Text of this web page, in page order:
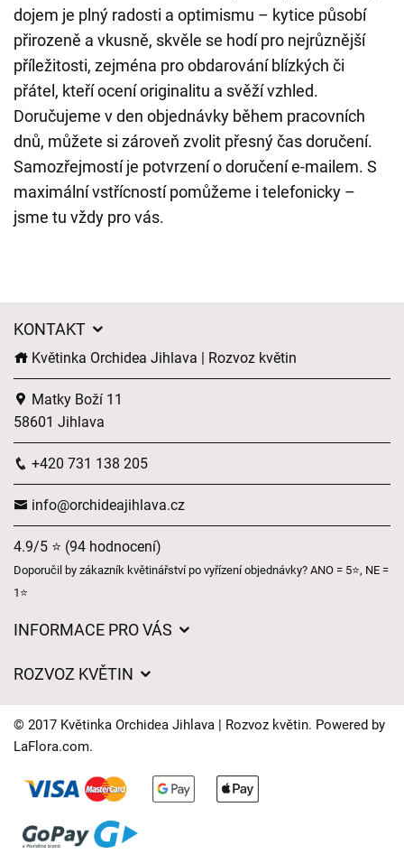
dojem je plný radosti a optimismu – kytice působí
přirozeně a vkusně, skvěle se hodí pro nejrůznější
příležitosti, zejména pro obdarování blízkých či
přátel, kteří ocení originalitu a svěží vzhled.
Doručujeme v den objednávky během pracovních
dnů, můžete si zároveň zvolit přesný čas doručení.
Samozřejmostí je potvrzení o doručení e-mailem. S
maximální vstřícností pomůžeme i telefonicky –
jsme tu vždy pro vás.
KONTAKT
Květinka Orchidea Jihlava | Rozvoz květin
Matky Boží 11
58601 Jihlava
+420 731 138 205
info@orchideajihlava.cz
4.9/5 ⭐ (94 hodnocení)
Doporučil by zákazník květinářství po vyřízení objednávky? ANO = 5⭐, NE =
1⭐
INFORMACE PRO VÁS
Často kladené dotazy
Naše nabídka
Časy doručení květin – přehled možností
Dárkové poukazy
ROZVOZ KVĚTIN
Kam doručujeme květiny
Kontakt
© 2017 Květinka Orchidea Jihlava | Rozvoz květin. Powered by
LaFlora.com.